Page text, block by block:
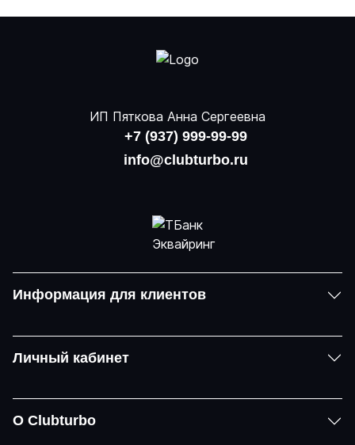
ИП Пяткова Анна Сергеевна
+7 (937) 999-99-99
info@clubturbo.ru
Информация для клиентов
Личный кабинет
О Clubturbo